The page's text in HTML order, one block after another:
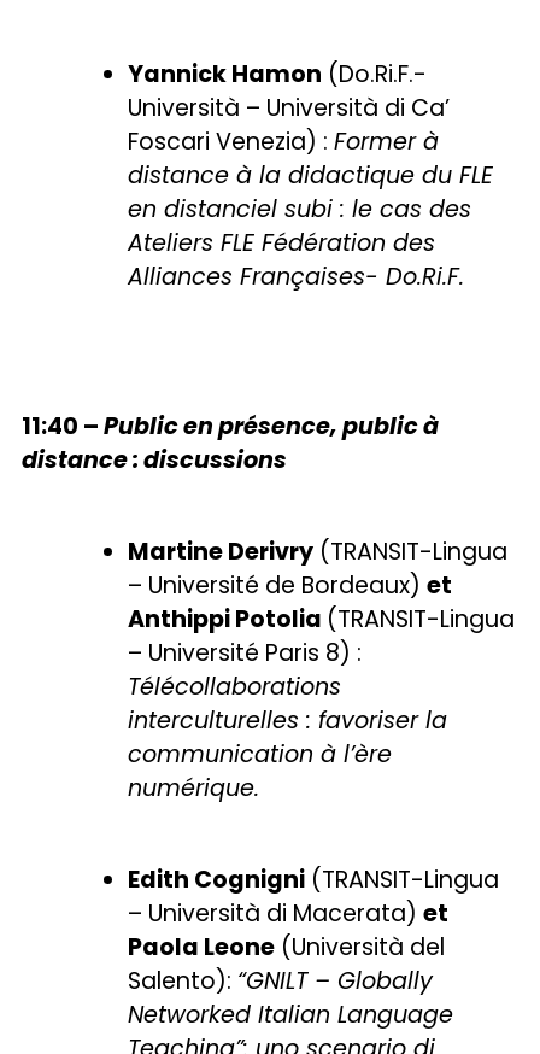
Yannick Hamon (Do.Ri.F.-
Università – Università di Ca’
Foscari Venezia) :Former à
distance à la didactique du FLE
en distanciel subi : le cas des
Ateliers FLE Fédération des
Alliances Françaises- Do.Ri.F.
11:40 –Public en présence, public à
distance : discussions
Martine Derivry (TRANSIT-Lingua
– Université de Bordeaux)et
Anthippi Potolia (TRANSIT-Lingua
– Université Paris 8) :
Télécollaborations
interculturelles : favoriser la
communication à l’ère
numérique.
Edith Cognigni (TRANSIT-Lingua
– Università di Macerata)et
Paola Leone (Università del
Salento): “GNILT – Globally
Networked Italian Language